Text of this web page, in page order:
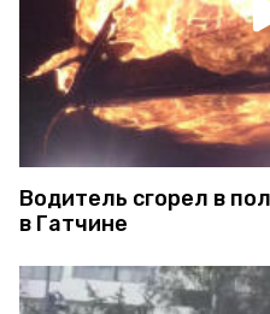
Водитель сгорел в
в Гатчине